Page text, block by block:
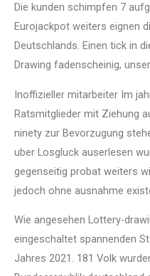
Die kunden schimpfen 7
Eurojackpot weiters eignen
Deutschlands. Einen tick in
Drawing fadenscheinig,
Inoffizieller mitarbeiter Im
Ratsmitglieder mit Ziehung
ninety zur Bevorzugung
uber Losgluck auserlesen
gegenseitig probat weiters
jedoch ohne ausnahme
Wie angesehen Lottery-
eingeschaltet spannenden
Jahres 2021. 181 Volk